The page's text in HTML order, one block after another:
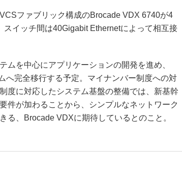
ファブリック構成のBrocade VDX 6740が4
イッチ間は40Gigabit Ethernetによって相互接
を中心にアプリケーションの開発を進め、
へ完全移行する予定。マイナンバー制度への対
度に対応したシステム基盤の整備では、新基幹
件が加わることから、シンプルなネットワーク
る、Brocade VDXに期待しているとのこと。